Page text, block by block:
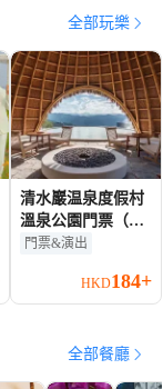
全部玩樂
清水巖温泉度假村
溫泉公園門票（含
造浪及親子水寨體
門票&演出
HKD184+
全部餐廳